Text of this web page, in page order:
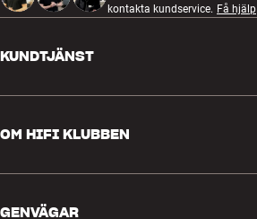
kontakta kundservice. Få hjälp
KUNDTJÄNST
Retur och reklamation
Ångra beställning
OM HIFI KLUBBEN
GENVÄGAR